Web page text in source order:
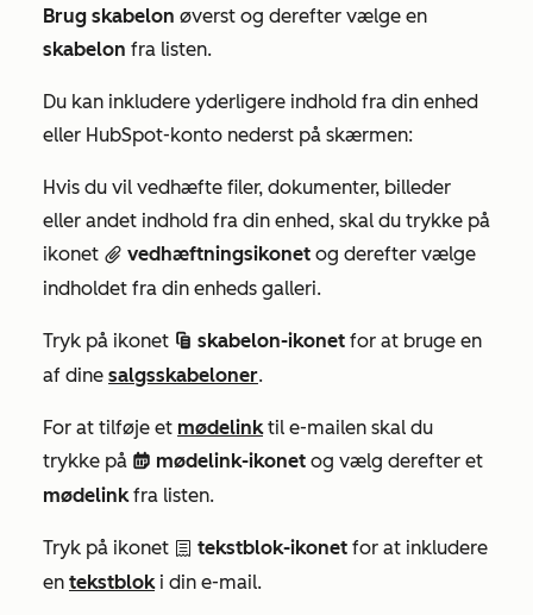
Brug skabelon øverst og derefter vælge en
skabelon fra listen.
Du kan inkludere yderligere indhold fra din enhed
eller HubSpot-konto nederst på skærmen:
Hvis du vil vedhæfte filer, dokumenter, billeder
eller andet indhold fra din enhed, skal du trykke på
ikonet attach vedhæftningsikonet og derefter vælge
indholdet fra din enheds galleri.
Tryk på ikonet salesTemplates skabelon-ikonet for at bruge en
af dine salgsskabeloner.
For at tilføje et mødelinktil e-mailen skal du
trykke på meetings mødelink-ikonet og vælg derefter et
mødelinkfra listen.
Tryk på ikonet textSnippet tekstblok-ikonet for at inkludere
en tekstbloki din e-mail.